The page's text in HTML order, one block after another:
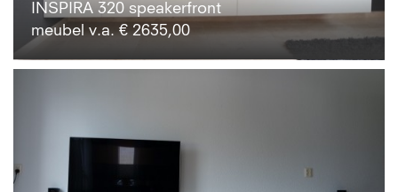
INSPIRA 320 speakerfront
meubel v.a. € 2635,00